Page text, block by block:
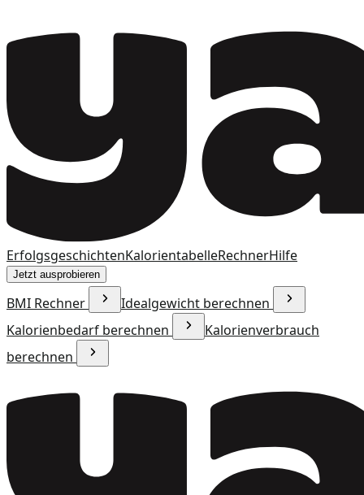
ErfolgsgeschichtenKalorientabelleRechnerHilfe
Jetzt ausprobieren
BMI Rechner
Idealgewicht berechnen
Kalorienbedarf berechnen
Kalorienverbrauch
berechnen